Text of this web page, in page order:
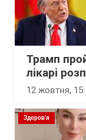
Трамп
лікарі
12 жовтня,
Здоров'я